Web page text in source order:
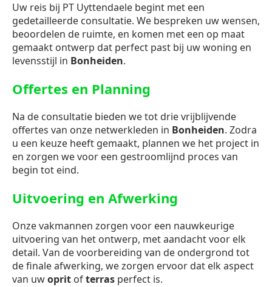
Uw reis bij PT Uyttendaele begint met een
gedetailleerde consultatie. We bespreken uw wensen,
beoordelen de ruimte, en komen met een op maat
gemaakt ontwerp dat perfect past bij uw woning en
levensstijl in Bonheiden.
Offertes en Planning
Na de consultatie bieden we tot drie vrijblijvende
offertes van onze netwerkleden in Bonheiden. Zodra
u een keuze heeft gemaakt, plannen we het project in
en zorgen we voor een gestroomlijnd proces van
begin tot eind.
Uitvoering en Afwerking
Onze vakmannen zorgen voor een nauwkeurige
uitvoering van het ontwerp, met aandacht voor elk
detail. Van de voorbereiding van de ondergrond tot
de finale afwerking, we zorgen ervoor dat elk aspect
van uwoprit ofterras perfect is.